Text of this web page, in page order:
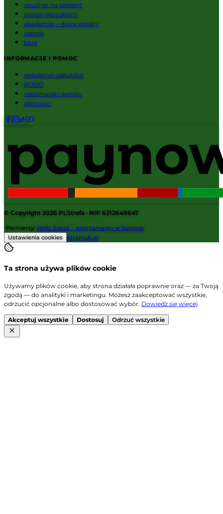
voucher na prezent
zostań skoczkiem
akademia — baza wiedzy
cennik
blog
INFORMACJE I POMOC
regulamin zakupów
RODO
reklamacje i zwroty
płatności
© Copyright 2026 PLStrefa · NIP 6312649647
·Partnerzy: Hello Sopot – apartamenty w Sopocie
Ustawienia cookies szramuk.pl
Ta strona używa plików cookie
Używamy plików cookie, aby strona działała poprawnie oraz — za Twoją
zgodą — do analityki i marketingu. Możesz zaakceptować wszystkie,
odrzucić opcjonalne albo dostosować wybór. Dowiedz się więcej
Akceptuj wszystkie Dostosuj Odrzuć wszystkie